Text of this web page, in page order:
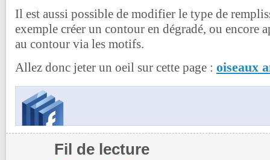
Il est aussi possible de modifier le type de
exemple créer un contour en dégradé, ou encore
au contour via les motifs.
Allez donc jeter un oeil sur cette page : oiseaux
Fil de lecture